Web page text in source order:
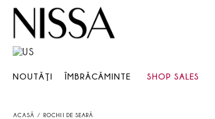
NOUTĂŢI ÎMBRĂCĂMINTE SHOP SALES
ACASĂ ROCHII DE SEARĂ